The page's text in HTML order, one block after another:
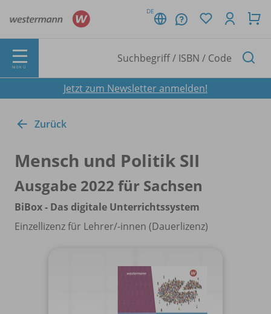
DE
MENÜ
Jetzt zum Newsletter anmelden!
Zurück
Mensch und Politik SII
Ausgabe 2022 für Sachsen
BiBox - Das digitale Unterrichtssystem
Einzellizenz für Lehrer/-innen (Dauerlizenz)